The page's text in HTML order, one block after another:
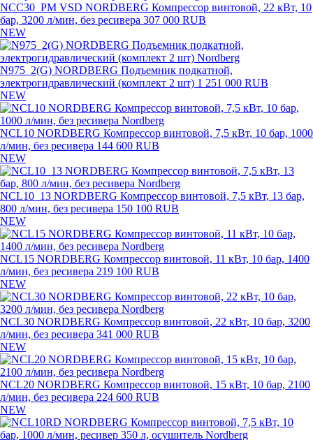
NCC30_PM VSD NORDBERG Компрессор винтовой, 22 кВт, 10
бар, 3200 л/мин, без ресивера 307 000 RUB
NEW
N975_2(G) NORDBERG Подъемник подкатной,
электрогидравлический (комплект 2 шт) 1 251 000 RUB
NEW
NCL10 NORDBERG Компрессор винтовой, 7,5 кВт, 10 бар, 1000
л/мин, без ресивера 144 600 RUB
NEW
NCL10_13 NORDBERG Компрессор винтовой, 7,5 кВт, 13 бар,
800 л/мин, без ресивера 150 100 RUB
NEW
NCL15 NORDBERG Компрессор винтовой, 11 кВт, 10 бар, 1400
л/мин, без ресивера 219 100 RUB
NEW
NCL30 NORDBERG Компрессор винтовой, 22 кВт, 10 бар, 3200
л/мин, без ресивера 341 000 RUB
NEW
NCL20 NORDBERG Компрессор винтовой, 15 кВт, 10 бар, 2100
л/мин, без ресивера 224 600 RUB
NEW